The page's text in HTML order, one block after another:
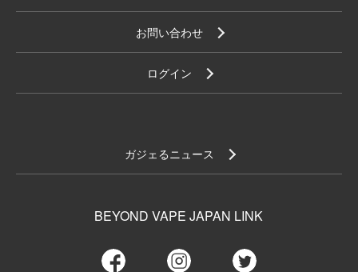
お問い合わせ
ログイン
ガジェるニュース
BEYOND VAPE JAPAN LINK